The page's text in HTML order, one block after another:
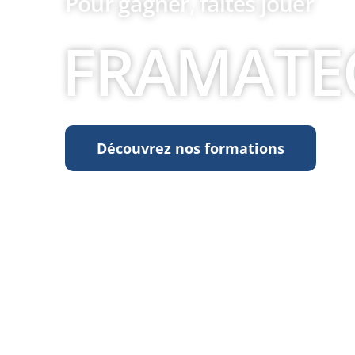
Découvrez nos formations